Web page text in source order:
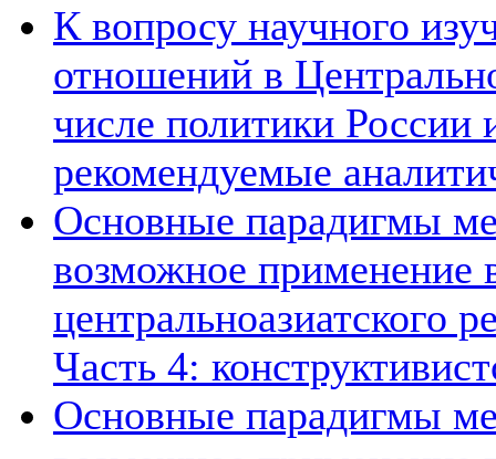
К вопросу научного
отношений в
числе политики России
рекомендуемые
Основные парадигмы
возможное применение
центральноазиатского
Часть 4:
Основные парадигмы